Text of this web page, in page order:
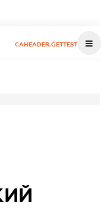
CAHEADER.GETTEST